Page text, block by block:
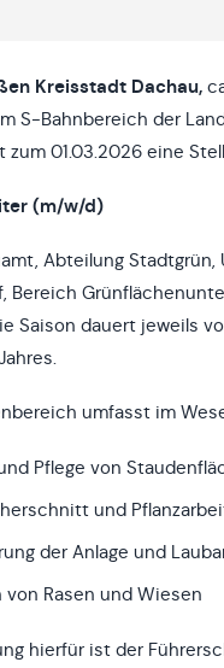
Kreisstadt Dachau,
S-Bahnbereich der
zum 01.03.2026 eine
(m/w/d)
Abteilung Stadtgrün,
Bereich
Saison dauert jeweils
umfasst im
Pflege von
und
der Anlage und
von Rasen und Wiesen
hierfür ist der